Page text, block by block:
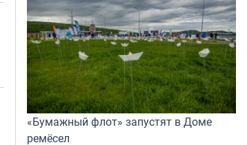
«Бумажный флот» запустят в Доме
ремёсел